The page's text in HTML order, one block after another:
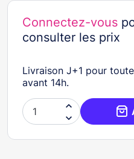
Connectez-vous
consulter les prix
Livraison J+1 pour
avant 14h.

